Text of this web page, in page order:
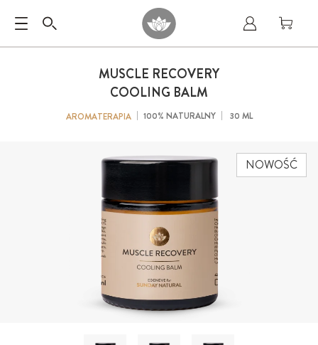
NOWOŚĆ
MUSCLE RECOVERY
COOLING BALM
AROMATERAPIA 100% NATURALNY 30 ML